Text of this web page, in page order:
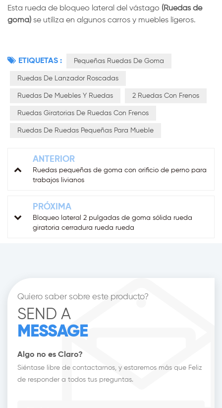
Esta rueda de bloqueo lateral del vástago (Ruedas de
goma) se utiliza en algunos carros y muebles ligeros.
ETIQUETAS : Pequeñas Ruedas De Goma
Ruedas De Lanzador Roscadas
Ruedas De Muebles Y Ruedas 2 Ruedas Con Frenos
Ruedas Giratorias De Ruedas Con Frenos
Ruedas De Ruedas Pequeñas Para Mueble
ANTERIOR
Ruedas pequeñas de goma con orificio de perno para
trabajos livianos
PRÓXIMA
Bloqueo lateral 2 pulgadas de goma sólida rueda
giratoria cerradura rueda rueda
Quiero saber sobre este producto?
SEND A
MESSAGE
Algo no es Claro?
Siéntase libre de contactarnos, y estaremos más que Feliz
de responder a todos tus preguntas.